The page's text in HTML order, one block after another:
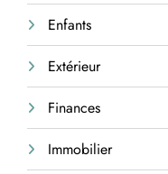
Enfants
Extérieur
Finances
Immobilier